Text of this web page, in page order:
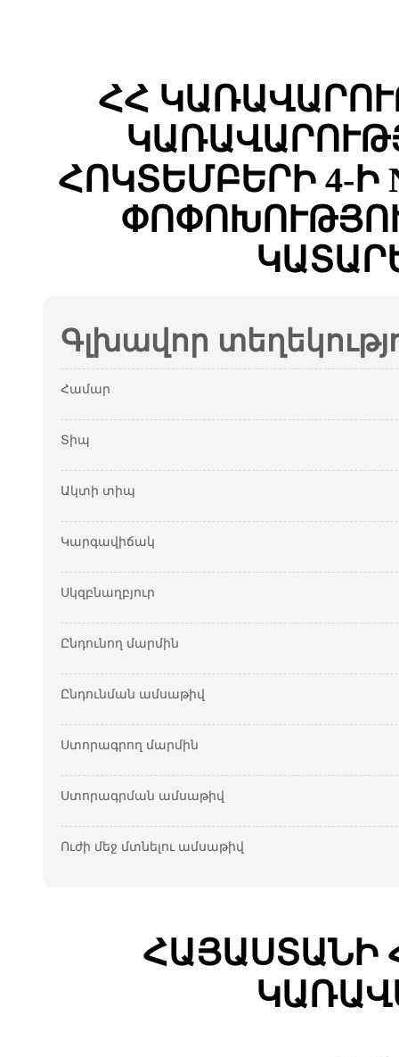
ՀՀ
ՀՈԿՏԵՄԲԵՐԻ 4-Ի
Գլխավոր
Համար
Տիպ
Ակտի տիպ
Կարգավիճակ
Սկզբնաղբյուր
Ընդունող մարմին
Ընդունման ամսաթիվ
Ստորագրող մարմին
Ստորագրման ամսաթիվ
Ուժի մեջ մտնելու ամսաթիվ
ՀԱՅԱՍՏԱՆԻ